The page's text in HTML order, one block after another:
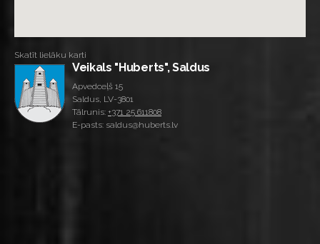
Skatīt lielāku karti
Veikals "Huberts", Saldus
Apvedceļš 15
Saldus, LV-3801
Tālrunis: +371 25 611808
E-pasts: saldus@huberts.lv